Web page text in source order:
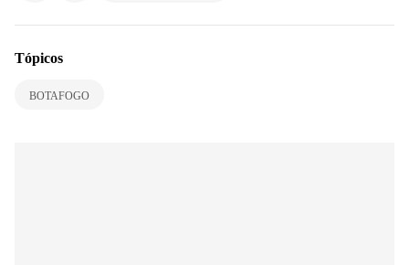
Tópicos
BOTAFOGO